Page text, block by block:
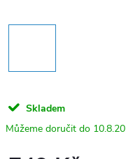
Skladem